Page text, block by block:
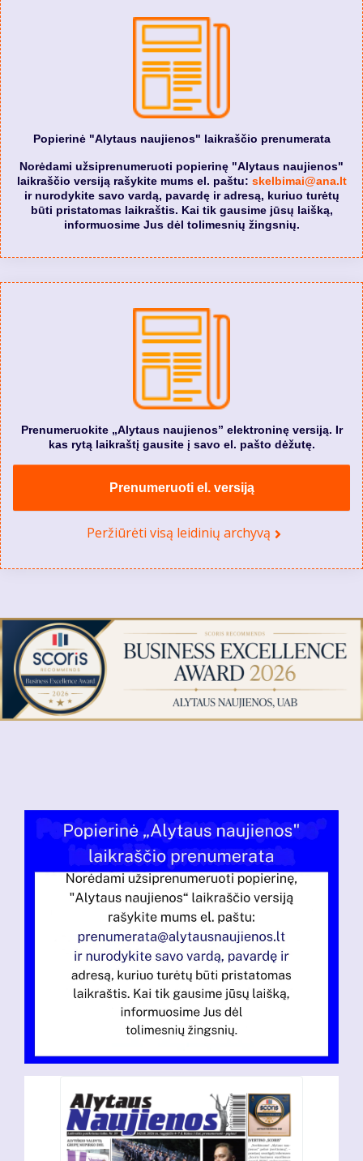
Popierinė "Alytaus naujienos" laikraščio prenumerata
Norėdami užsiprenumeruoti popierinę "Alytaus naujienos"
laikraščio versiją rašykite mums el. paštu: skelbimai@ana.lt
ir nurodykite savo vardą, pavardę ir adresą, kuriuo turėtų
būti pristatomas laikraštis. Kai tik gausime jūsų laišką,
informuosime Jus dėl tolimesnių žingsnių.
Prenumeruokite „Alytaus naujienos” elektroninę versiją. Ir
kas rytą laikraštį gausite į savo el. pašto dėžutę.
Prenumeruoti el. versiją
Peržiūrėti visą leidinių archyvą